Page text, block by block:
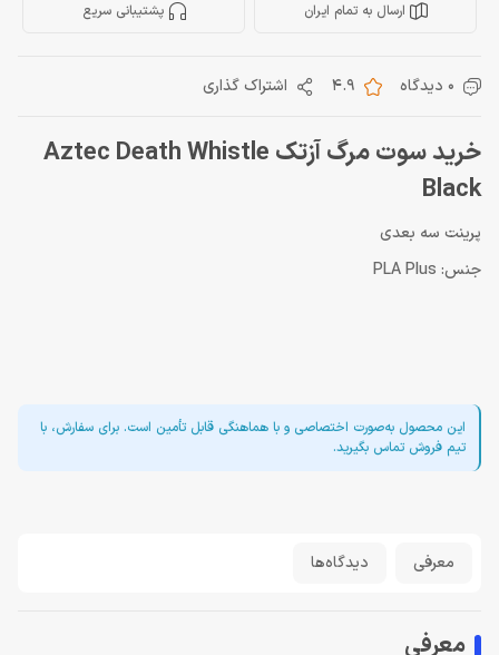
ارسال به تمام ایران پشتیبانی سریع
0 دیدگاه 4.9 اشتراک گذاری
خرید سوت مرگ آزتک Aztec Death Whistle
Black
پرینت سه بعدی
جنس: PLA Plus
این محصول به‌صورت اختصاصی و با هماهنگی قابل تأمین است. برای سفارش، با
تیم فروش تماس بگیرید.
معرفی دیدگاه‌ها
معرفی